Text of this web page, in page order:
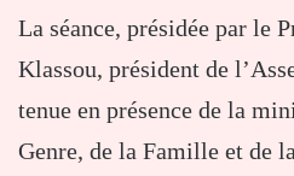
La séance, présidée par le
Klassou, président de
tenue en présence de la
Genre, de la Famille et de